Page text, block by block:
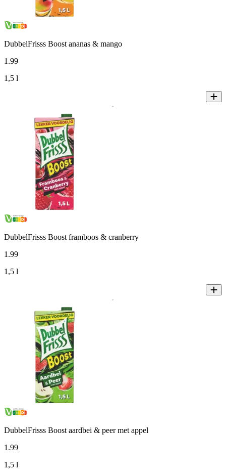
DubbelFrisss Boost ananas & mango
1 .99
1,5 l
DubbelFrisss Boost framboos & cranberry
1 .99
1,5 l
DubbelFrisss Boost aardbei & peer met appel
1 .99
1,5 l